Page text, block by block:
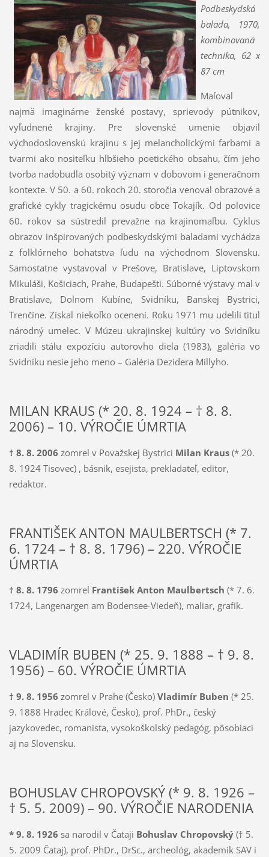
Podbeskydská
balada, 1970,
kombinovaná
technika, 62 x
87 cm
Maľoval
najmä imaginárne ženské postavy, sprievody pútnikov,
vyľudnené krajiny. Pre slovenské umenie objavil
východoslovenskú krajinu s jej melancholickými farbami a
tvarmi ako nositeľku hlbšieho poetického obsahu, čím jeho
tvorba nadobudla osobitý význam v dobovom i generačnom
kontexte. V 50. a 60. rokoch 20. storočia venoval obrazové a
grafické cykly tragickému osudu obce Tokajík. Od polovice
60. rokov sa sústredil prevažne na krajinomaľbu. Cyklus
obrazov inšpirovaných podbeskydskými baladami vychádza
z folklórneho bohatstva ľudu na východnom Slovensku.
Samostatne vystavoval v Prešove, Bratislave, Liptovskom
Mikuláši, Košiciach, Prahe, Budapešti. Súborné výstavy mal v
Bratislave, Dolnom Kubíne, Svidníku, Banskej Bystrici,
Trenčíne. Získal niekoľko ocenení. Roku 1971 mu udelili titul
národný umelec. V Múzeu ukrajinskej kultúry vo Svidníku
zriadili stálu expozíciu autorovho diela (1983), galéria vo
Svidníku nesie jeho meno – Galéria Dezidera Millyho.
MILAN KRAUS (* 20. 8. 1924 – † 8. 8.
2006) – 10. VÝROČIE ÚMRTIA
† 8. 8. 2006 zomrel v Považskej Bystrici Milan Kraus(* 20.
8. 1924 Tisovec) , básnik, esejista, prekladateľ, editor,
redaktor.
FRANTIŠEK ANTON MAULBERTSCH (* 7.
6. 1724 – † 8. 8. 1796) – 220. VÝROČIE
ÚMRTIA
† 8. 8. 1796 zomrel František Anton Maulbertsch (* 7. 6.
1724, Langenargen am Bodensee-Viedeň), maliar, grafik.
VLADIMÍR BUBEN (* 25. 9. 1888 – † 9. 8.
1956) – 60. VÝROČIE ÚMRTIA
† 9. 8. 1956 zomrel v Prahe (Česko) Vladimír Buben (* 25.
9. 1888 Hradec Králové, Česko), prof. PhDr., český
jazykovedec, romanista, vysokoškolský pedagóg, pôsobiaci
aj na Slovensku.
BOHUSLAV CHROPOVSKÝ (* 9. 8. 1926 –
† 5. 5. 2009) – 90. VÝROČIE NARODENIA
* 9. 8. 1926 sa narodil v Čataji Bohuslav Chropovský(† 5.
5. 2009 Čataj), prof. PhDr., DrSc., archeológ, akademik SAV i